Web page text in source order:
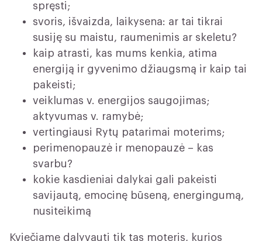
spręsti;
svoris, išvaizda, laikysena: ar tai tikrai
susiję su maistu, raumenimis ar skeletu?
kaip atrasti, kas mums kenkia, atima
energiją ir gyvenimo džiaugsmą ir kaip tai
pakeisti;
veiklumas v. energijos saugojimas;
aktyvumas v. ramybė;
vertingiausi Rytų patarimai moterims;
perimenopauzė ir menopauzė – kas
svarbu?
kokie kasdieniai dalykai gali pakeisti
savijautą, emocinę būseną, energingumą,
nusiteikimą
Kviečiame dalyvauti tik tas moteris, kurios